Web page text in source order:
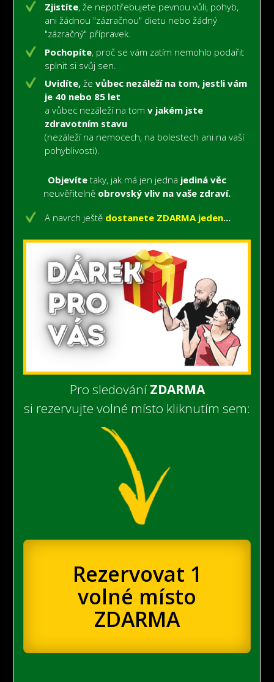
Zjistíte, že nepotřebujete pevnou vůli, pohyb,
ani žádnou "zázračnou" dietu nebo žádný
"zázračný" přípravek.
Pochopíte, proč se vám zatím nemohlo podařit
splnit si svůj sen.
Uvidíte, ževůbec nezáleží na tom, jestli vám
je 40 nebo 85 let
a vůbec nezáleží na tom v jakém jste
zdravotním stavu
(nezáleží na nemocech, na bolestech ani na vaší
pohyblivosti).
Objevíte taky, jak má jen jedna jediná věc
neuvěřitelně obrovský vliv na vaše zdraví.
A navrch ještě dostanete ZDARMA jeden...
Pro sledováníZDARMA
si rezervujte volné místo kliknutím sem:
Rezervovat 1
volné místo
ZDARMA